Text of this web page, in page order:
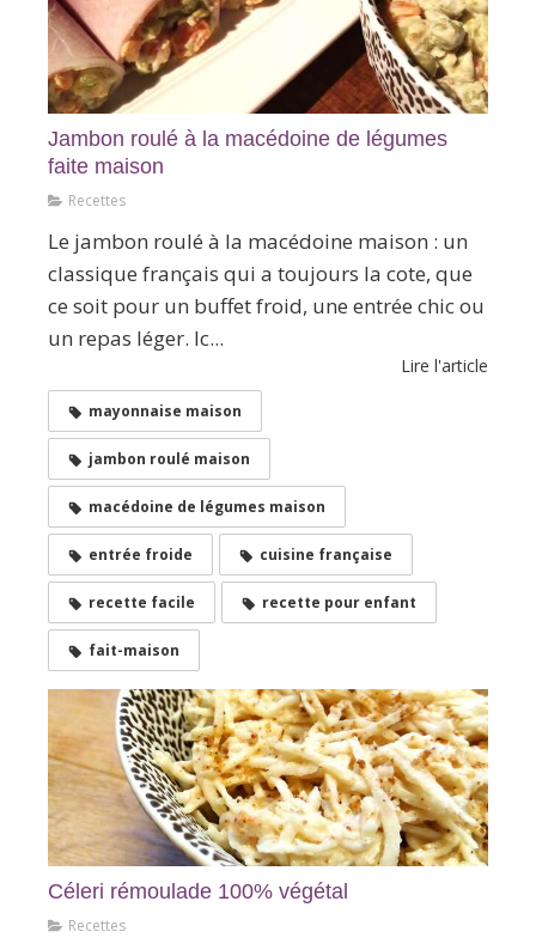
Jambon roulé à la macédoine de légumes
faite maison
Recettes
Le jambon roulé à la macédoine maison : un
classique français qui a toujours la cote, que
ce soit pour un buffet froid, une entrée chic ou
un repas léger. Ic...
Lire l'article
mayonnaise maison
jambon roulé maison
macédoine de légumes maison
entrée froide cuisine française
recette facile recette pour enfant
fait-maison
Céleri rémoulade 100% végétal
Recettes